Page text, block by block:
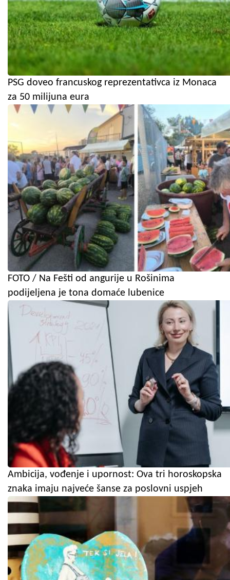
PSG doveo francuskog reprezentativca iz Monaca
za 50 milijuna eura
FOTO / Na Fešti od angurije u Rošinima
podijeljena je tona domaće lubenice
Ambicija, vođenje i upornost: Ova tri horoskopska
znaka imaju najveće šanse za poslovni uspjeh